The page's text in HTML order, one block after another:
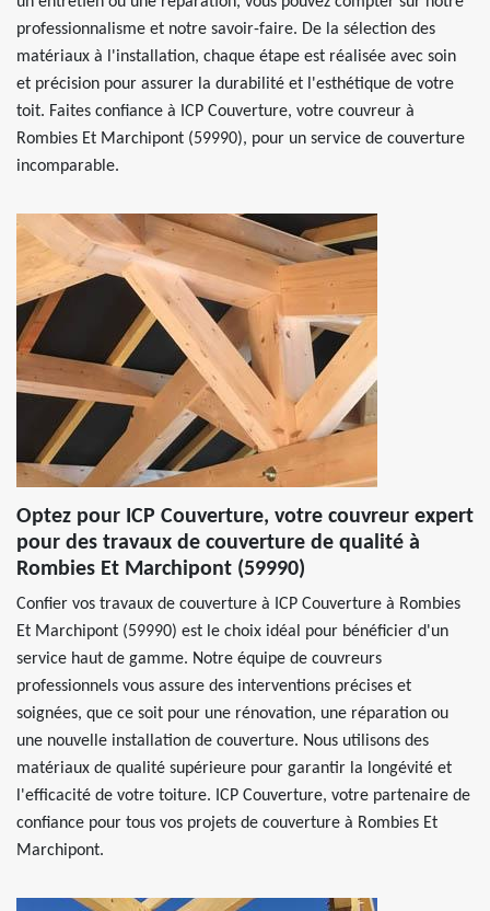
professionnalisme et notre savoir-faire. De la sélection des
matériaux à l'installation, chaque étape est réalisée avec soin
et précision pour assurer la durabilité et l'esthétique de votre
toit. Faites confiance à ICP Couverture, votre couvreur à
Rombies Et Marchipont (59990), pour un service de couverture
incomparable.
Optez pour ICP Couverture, votre couvreur expert
pour des travaux de couverture de qualité à
Rombies Et Marchipont (59990)
Confier vos travaux de couverture à ICP Couverture à Rombies
Et Marchipont (59990) est le choix idéal pour bénéficier d'un
service haut de gamme. Notre équipe de couvreurs
professionnels vous assure des interventions précises et
soignées, que ce soit pour une rénovation, une réparation ou
une nouvelle installation de couverture. Nous utilisons des
matériaux de qualité supérieure pour garantir la longévité et
l'efficacité de votre toiture. ICP Couverture, votre partenaire de
confiance pour tous vos projets de couverture à Rombies Et
Marchipont.